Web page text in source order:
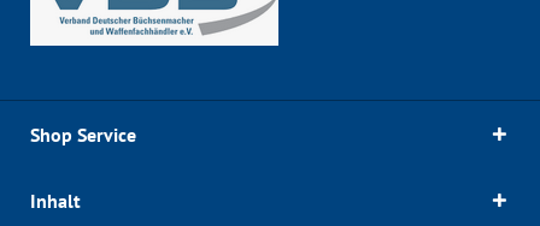
Shop Service
Inhalt